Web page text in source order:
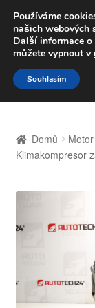
Přeskočit
na
navigaci
Přejít
k
obsahu
Celosvětová
Kontakt
Domů
Klimakompresor
Používáme
našich webových
Další informace o
můžete vypnout v
Souhlasím